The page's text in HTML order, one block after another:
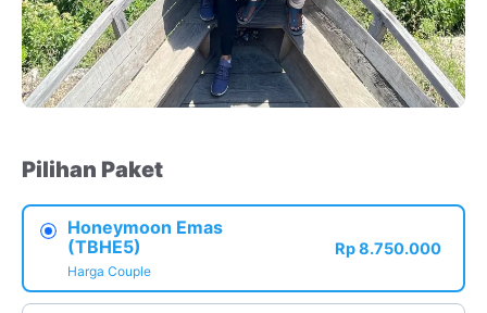
Pilihan Paket
Honeymoon Emas
(TBHE5)
Harga Couple
Rp 8.750.000